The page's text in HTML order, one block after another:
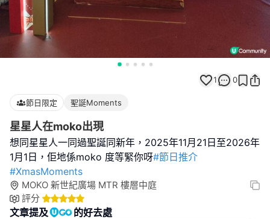
1 0
節日限定 聖誕Moments
星星人在moko出現
想同星星人一同過聖誕同新年，2025年11月21日至2026年
1月1日，佢地係moko 度等緊你呀#節日推介
#XmasMoments
MOKO 新世紀廣場 MTR 樓層中庭
評分
文章提及 的好去處